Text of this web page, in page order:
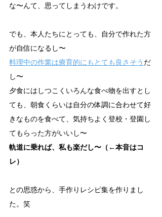
な〜んて、思ってしまうわけです。
でも、本人たちにとっても、自分で作れた方
が自信になるし〜
料理中の作業は療育的にもとても良さそう だ
し〜
夕食にはしつこくいろんな食べ物を出すとし
ても、朝食くらいは自分の体調に合わせて好
きなものを食べて、気持ちよく登校・登園し
てもらった方がいいし〜
軌道に乗れば、私も楽だし〜（←本音はコ
レ）
との思惑から、手作りレシピ集を作りまし
た。笑